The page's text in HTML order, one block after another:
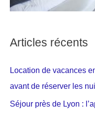
Articles récents
Location de vacances
avant de réserver les
Séjour près de Lyon :